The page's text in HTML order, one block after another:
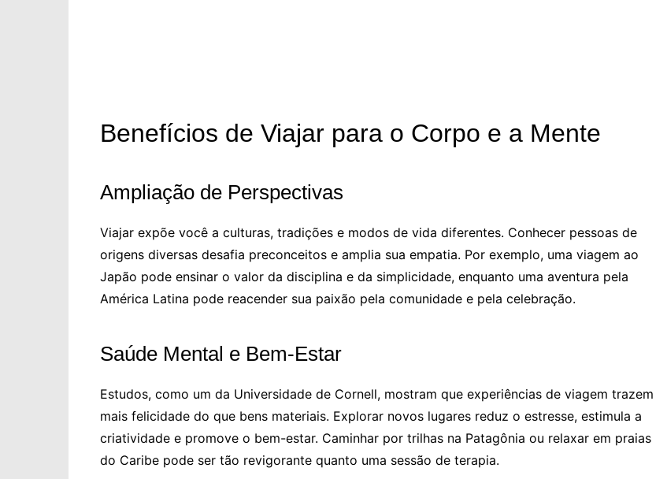
Benefícios de Viajar para o Corpo e a Mente
Ampliação de Perspectivas
Viajar expõe você a culturas, tradições e modos de vida diferentes. Conhecer pessoas de
origens diversas desafia preconceitos e amplia sua empatia. Por exemplo, uma viagem ao
Japão pode ensinar o valor da disciplina e da simplicidade, enquanto uma aventura pela
América Latina pode reacender sua paixão pela comunidade e pela celebração.
Saúde Mental e Bem-Estar
Estudos, como um da Universidade de Cornell, mostram que experiências de viagem trazem
mais felicidade do que bens materiais. Explorar novos lugares reduz o estresse, estimula a
criatividade e promove o bem-estar. Caminhar por trilhas na Patagônia ou relaxar em praias
do Caribe pode ser tão revigorante quanto uma sessão de terapia.